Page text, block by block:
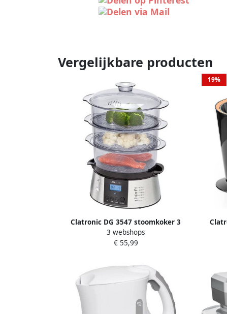
Vergelijkbare producten
Clatronic DG 3547 stoomkoker 3
manden zwart grijs 800 W
3 webshops
€ 55,99
19%